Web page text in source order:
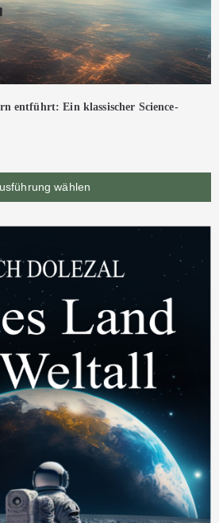
entführt: Ein klassischer Science-
wählen